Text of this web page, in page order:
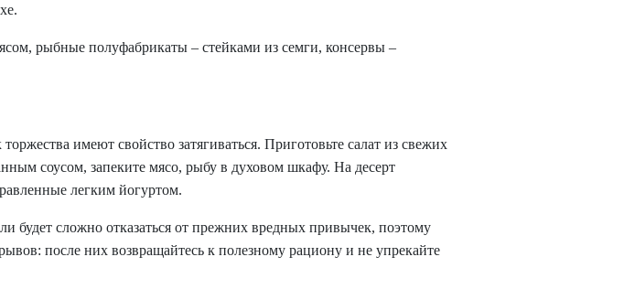
рыбные полуфабрикаты – стейками из семги, консервы –
имеют свойство затягиваться. Приготовьте салат из свежих
соусом, запеките мясо, рыбу в духовом шкафу. На десерт
легким йогуртом.
будет сложно отказаться от прежних вредных привычек, поэтому
после них возвращайтесь к полезному рациону и не упрекайте